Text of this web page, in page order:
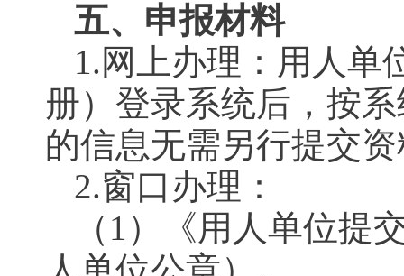
五、申报材料
1.网上办理：用人单
册）登录系统后，按
的信息无需另行提交
2.窗口办理：
（1）《用人单位提